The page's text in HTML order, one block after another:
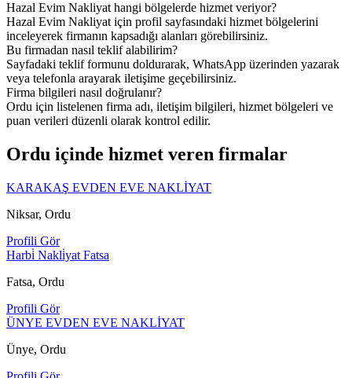
Hazal Evim Nakliyat hangi bölgelerde hizmet veriyor?
Hazal Evim Nakliyat için profil sayfasındaki hizmet bölgelerini
inceleyerek firmanın kapsadığı alanları görebilirsiniz.
Bu firmadan nasıl teklif alabilirim?
Sayfadaki teklif formunu doldurarak, WhatsApp üzerinden yazarak
veya telefonla arayarak iletişime geçebilirsiniz.
Firma bilgileri nasıl doğrulanır?
Ordu için listelenen firma adı, iletişim bilgileri, hizmet bölgeleri ve
puan verileri düzenli olarak kontrol edilir.
Ordu içinde hizmet veren firmalar
KARAKAŞ EVDEN EVE NAKLİYAT
Niksar, Ordu
Profili Gör
Harbi̇ Nakli̇yat Fatsa
Fatsa, Ordu
Profili Gör
ÜNYE EVDEN EVE NAKLİYAT
Ünye, Ordu